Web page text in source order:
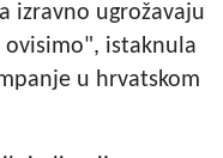
izravno ugrožavaju
istaknula
u hrvatskom